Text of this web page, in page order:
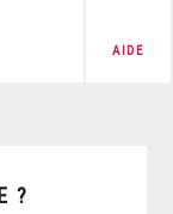
AIDE
?